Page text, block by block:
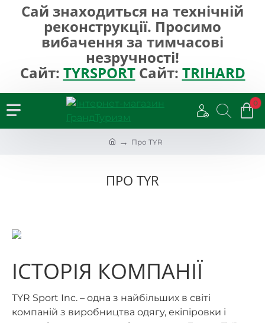
Сай знаходиться на технічній
реконструкції. Просимо
вибачення за тимчасові
незручності!
Сайт: TYRSPORTСайт: TRIHARD
0
h
Про TYR
ПРО TYR
ІСТОРІЯ КОМПАНІЇ
ТYR Sport Inc. – одна з найбільших в світі
компаній з виробництва одягу, екіпіровки і